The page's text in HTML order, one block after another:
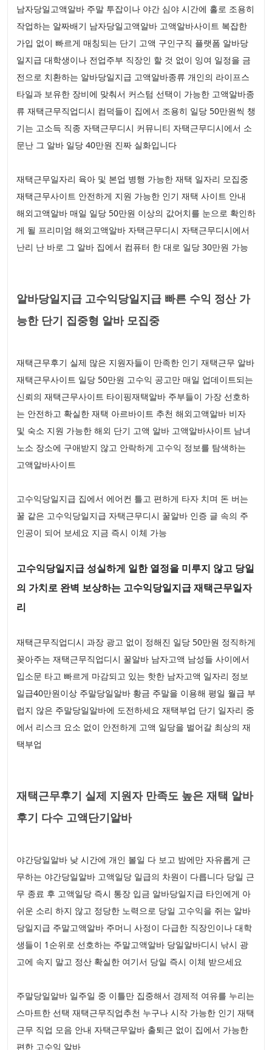
남자당일고액알바 주말 투잡이나 야간 심야 시간에 홀로 조용히
작업하는 알짜배기 남자당일고액알바 고액알바사이트 복잡한
가입 없이 빠르게 매칭되는 단기 고액 구인구직 플랫폼 알바당
일지급 대학생이나 전업주부 직장인 할 것 없이 잉여 일정을 금
전으로 치환하는 알바당일지급 고액알바종류 개인의 라이프스
타일과 보유한 장비에 맞춰서 커스텀 선택이 가능한 고액알바종
류 재택근무직업디시 컴덕들이 집에서 조용히 일당 50만원씩 챙
기는 고소득 직종 자택근무디시 커뮤니티 자택근무디시에서 소
문난 그 알바 일당 40만원 진짜 실화입니다
재택근무일자리 육아 및 본업 병행 가능한 재택 일자리 모집중
재택근무사이트 안전하게 지원 가능한 인기 재택 사이트 안내
해외고액알바 매일 일당 50만원 이상의 값어치를 눈으로 확인하
게 될 프리미엄 해외고액알바 자택근무디시 자택근무디시에서
난리 난 바로 그 알바 집에서 컴퓨터 한 대로 일당 30만원 가능
알바당일지급 고수익당일지급 빠른 수익 정산 가
능한 단기 집중형 알바 모집중
재택근무후기 실제 많은 지원자들이 만족한 인기 재택근무 알바
재택근무사이트 일당 50만원 고수익 공고만 매일 업데이트되는
신뢰의 재택근무사이트 타이핑재택알바 주부들이 가장 선호하
는 안전하고 확실한 재택 아르바이트 추천 해외고액알바 비자
및 숙소 지원 가능한 해외 단기 고액 알바 고액알바사이트 남녀
노소 장소에 구애받지 않고 안락하게 고수익 정보를 탐색하는
고액알바사이트
고수익당일지급 집에서 에어컨 틀고 편하게 타자 치며 돈 버는
꿀 같은 고수익당일지급 자택근무디시 꿀알바 인증 글 속의 주
인공이 되어 보세요 지금 즉시 이체 가능
고수익당일지급 성실하게 일한 열정을 미루지 않고 당일
의 가치로 완벽 보상하는 고수익당일지급 재택근무일자
리
재택근무직업디시 과장 광고 없이 정해진 일당 50만원 정직하게
꽂아주는 재택근무직업디시 꿀알바 남자고액 남성들 사이에서
입소문 타고 빠르게 마감되고 있는 핫한 남자고액 일자리 정보
일급40만원이상 주말당일알바 황금 주말을 이용해 평일 월급 부
럽지 않은 주말당일알바에 도전하세요 재택부업 단기 일자리 중
에서 리스크 요소 없이 안전하게 고액 일당을 벌어갈 최상의 재
택부업
재택근무후기 실제 지원자 만족도 높은 재택 알바
후기 다수 고액단기알바
야간당일알바 낮 시간에 개인 볼일 다 보고 밤에만 자유롭게 근
무하는 야간당일알바 고액일당 일급의 차원이 다릅니다 당일 근
무 종료 후 고액일당 즉시 통장 입금 알바당일지급 타인에게 아
쉬운 소리 하지 않고 정당한 노력으로 당일 고수익을 쥐는 알바
당일지급 주말고액알바 주머니 사정이 다급한 직장인이나 대학
생들이 1순위로 선호하는 주말고액알바 당일알바디시 낚시 광
고에 속지 말고 정산 확실한 여기서 당일 즉시 이체 받으세요
주말당일알바 일주일 중 이틀만 집중해서 경제적 여유를 누리는
스마트한 선택 재택근무직업추천 누구나 시작 가능한 인기 재택
근무 직업 모음 안내 자택근무알바 출퇴근 없이 집에서 가능한
편한 고수익 알바